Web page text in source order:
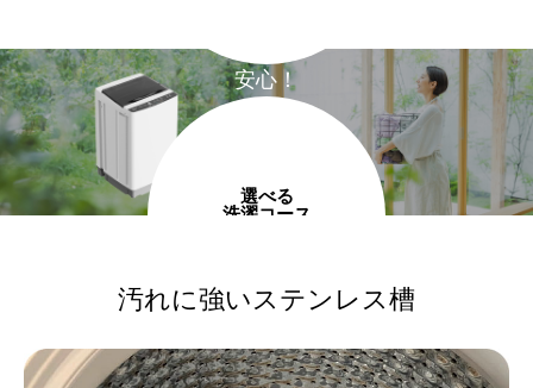
安心！
選べる
洗濯コース
安全！
汚れに強いステンレス槽